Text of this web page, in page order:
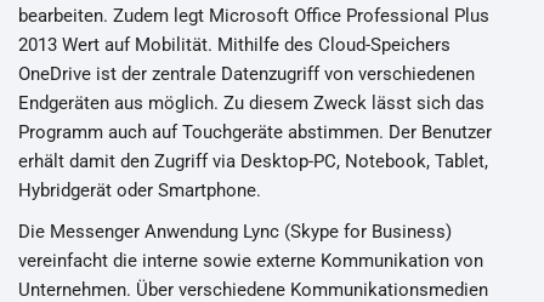
bearbeiten. Zudem legt Microsoft Office Professional Plus
2013 Wert auf Mobilität. Mithilfe des Cloud-Speichers
OneDrive ist der zentrale Datenzugriff von verschiedenen
Endgeräten aus möglich. Zu diesem Zweck lässt sich das
Programm auch auf Touchgeräte abstimmen. Der Benutzer
erhält damit den Zugriff via Desktop-PC, Notebook, Tablet,
Hybridgerät oder Smartphone.
Die Messenger Anwendung Lync (Skype for Business)
vereinfacht die interne sowie externe Kommunikation von
Unternehmen. Über verschiedene Kommunikationsmedien